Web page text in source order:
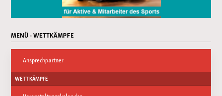
MENÜ - WETTKÄMPFE
Ansprechpartner
WETTKÄMPFE